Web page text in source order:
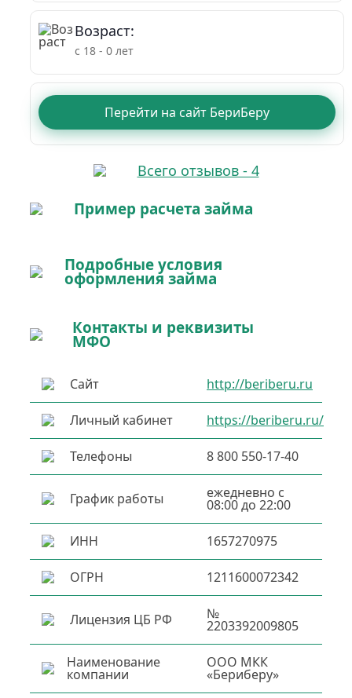
Возраст:
с 18 - 0 лет
Перейти на сайт БериБеру
Всего отзывов - 4
Пример расчета займа
Подробные условия
оформления займа
Контакты и реквизиты
МФО
Сайт http://beriberu.ru
Личный кабинет https://beriberu.ru/
Телефоны 8 800 550-17-40
График работы ежедневно с
08:00 до 22:00
ИНН 1657270975
ОГРН 1211600072342
Лицензия ЦБ РФ №
2203392009805
Наименование
компании
ООО МКК
«Бериберу»